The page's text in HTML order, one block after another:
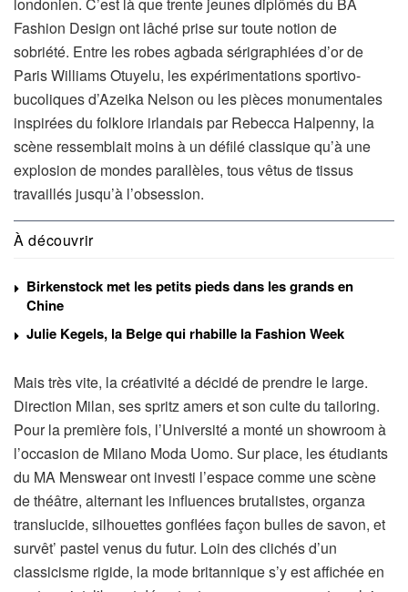
Fashion Design ont lâché prise sur toute notion de
sobriété. Entre les robes agbada sérigraphiées d’or de
Paris Williams Otuyelu, les expérimentations sportivo-
bucoliques d’Azeika Nelson ou les pièces monumentales
inspirées du folklore irlandais par Rebecca Halpenny, la
scène ressemblait moins à un défilé classique qu’à une
explosion de mondes parallèles, tous vêtus de tissus
travaillés jusqu’à l’obsession.
À découvrir
Birkenstock met les petits pieds dans les grands en
Chine
Julie Kegels, la Belge qui rhabille la Fashion Week
Mais très vite, la créativité a décidé de prendre le large.
Direction Milan, ses spritz amers et son culte du tailoring.
Pour la première fois, l’Université a monté un showroom à
l’occasion de Milano Moda Uomo. Sur place, les étudiants
du MA Menswear ont investi l’espace comme une scène
de théâtre, alternant les influences brutalistes, organza
translucide, silhouettes gonflées façon bulles de savon, et
survêt’ pastel venus du futur. Loin des clichés d’un
classicisme rigide, la mode britannique s’y est affichée en